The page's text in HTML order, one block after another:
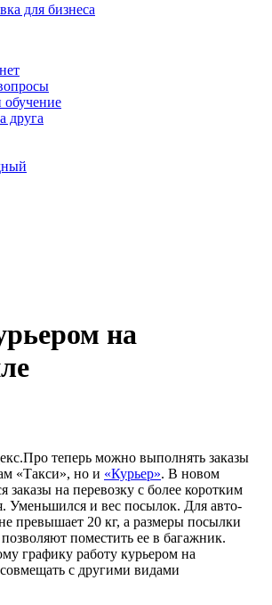
для бизнеса
друга
на
теперь можно выполнять заказы
«Такси», но и «Курьер». В новом
заказы на перевозку с более коротким
Уменьшился и вес посылок. Для авто-
превышает 20 кг, а размеры посылки
поместить ее в багажник.
графику работу курьером на
с другими видами